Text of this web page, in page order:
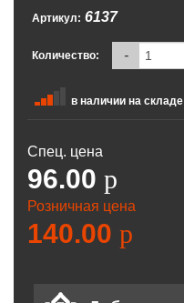
Артикул: 6137
Количество: -
в наличии на складе
Спец. цена
96.00 p
Розничная цена
140.00 p